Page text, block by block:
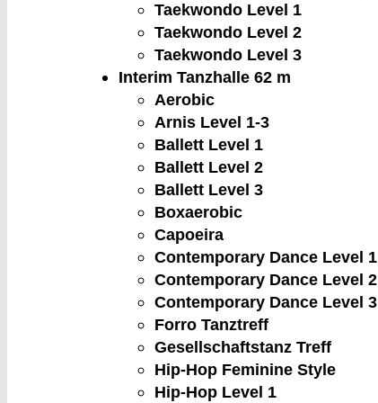
Taekwondo Level 1
Taekwondo Level 2
Taekwondo Level 3
Interim Tanzhalle 62 m
Aerobic
Arnis Level 1-3
Ballett Level 1
Ballett Level 2
Ballett Level 3
Boxaerobic
Capoeira
Contemporary Dance Level 1
Contemporary Dance Level 2
Contemporary Dance Level 3
Forro Tanztreff
Gesellschaftstanz Treff
Hip-Hop Feminine Style
Hip-Hop Level 1